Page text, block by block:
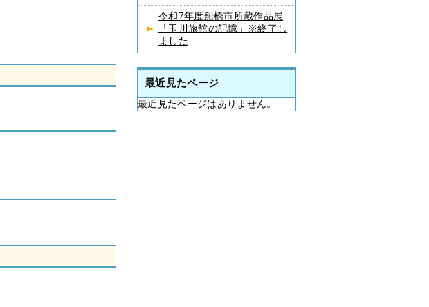
令和7年度船橋市所蔵作品展
「玉川旅館の記憶」※終了し
ました
最近見たページ
最近見たページはありません。